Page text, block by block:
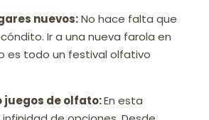
nuevos:No hace falta que
Ir a una nueva farola en
es todo un festival olfativo
juegos de olfato:En esta